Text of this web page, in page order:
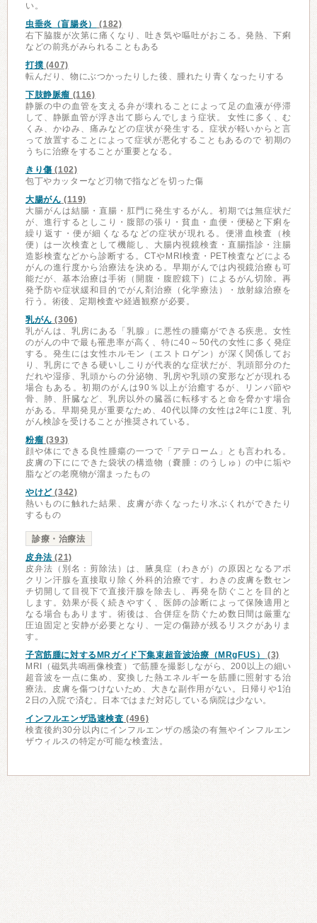
い。
虫垂炎（盲腸炎）
(182)
右下脇腹が次第に痛くなり、吐き気や嘔吐がおこる。発熱、下痢
などの前兆がみられることもある
打撲 (407)
転んだり、物にぶつかったりした後、腫れたり青くなったりする
下肢静脈瘤 (116)
静脈の中の血管を支える弁が壊れることによって足の血液が停滞
して、静脈血管が浮き出て膨らんでしまう症状。 女性に多く、む
くみ、かゆみ、痛みなどの症状が発生する。症状が軽いからと言
って放置することによって症状が悪化することもあるので 初期の
うちに治療をすることが重要となる。
きり傷 (102)
包丁やカッターなど刃物で指などを切った傷
大腸がん (119)
大腸がんは結腸・直腸・肛門に発生するがん。初期では無症状だ
が、進行するとしこり・腹部の張り・貧血・血便・便秘と下痢を
繰り返す・便が細くなるなどの症状が現れる。便潜血検査（検
便）は一次検査として機能し、大腸内視鏡検査・直腸指診・注腸
造影検査などから診断する。CTやMRI検査・PET検査などによる
がんの進行度から治療法を決める。早期がんでは内視鏡治療も可
能だが、基本治療は手術（開腹・腹腔鏡下）によるがん切除。再
発予防や症状緩和目的でがん剤治療（化学療法）・放射線治療を
行う。術後、定期検査や経過観察が必要。
乳がん (306)
乳がんは、乳房にある「乳腺」に悪性の腫瘍ができる疾患。女性
のがんの中で最も罹患率が高く、特に40～50代の女性に多く発症
する。発生には女性ホルモン（エストロゲン）が深く関係してお
り、乳房にできる硬いしこりが代表的な症状だが、乳頭部分のた
だれや湿疹、乳頭からの分泌物、乳房や乳頭の変形などが現れる
場合もある。初期のがんは90％以上が治癒するが、リンパ節や
骨、肺、肝臓など、乳房以外の臓器に転移すると命を脅かす場合
がある。早期発見が重要なため、40代以降の女性は2年に1度、乳
がん検診を受けることが推奨されている。
粉瘤 (393)
顔や体にできる良性腫瘍の一つで「アテローム」とも言われる。
皮膚の下ににできた袋状の構造物（嚢腫：のうしゅ）の中に垢や
脂などの老廃物が溜まったもの
やけど(342)
熱いものに触れた結果、皮膚が赤くなったり水ぶくれができたり
するもの
診療・治療法
皮弁法 (21)
皮弁法（別名：剪除法）は、腋臭症（わきが）の原因となるアポ
クリン汗腺を直接取り除く外科的治療です。わきの皮膚を数セン
チ切開して目視下で直接汗腺を除去し、再発を防ぐことを目的と
します。効果が長く続きやすく、医師の診断によって保険適用と
なる場合もあります。術後は、合併症を防ぐため数日間は厳重な
圧迫固定と安静が必要となり、一定の傷跡が残るリスクがありま
す。
子宮筋腫に対するMRガイド下集束超音波治療（MRgFUS）
(3)
MRI（磁気共鳴画像検査）で筋腫を撮影しながら、200以上の細い
超音波を一点に集め、変換した熱エネルギーを筋腫に照射する治
療法。皮膚を傷つけないため、大きな副作用がない。日帰りや1泊
2日の入院で済む。日本ではまだ対応している病院は少ない。
インフルエンザ迅速検査 (496)
検査後約30分以内にインフルエンザの感染の有無やインフルエン
ザウィルスの特定が可能な検査法。